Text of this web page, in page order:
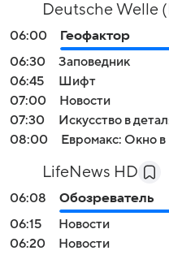
Deutsche Welle
06:00
Геофактор
06:30
Заповедник
06:45
Шифт
07:00
Новости
07:30
Искусство в
08:00
Евромакс: Окно в
LifeNews HD
06:08
Обозреватель
06:15
Новости
06:20
Новости